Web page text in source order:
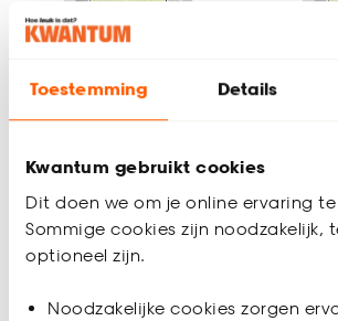
Toestemming Details
Kwantum gebruikt cookies
Dit doen we om je online ervaring
Sommige cookies zijn noodzakelijk,
optioneel zijn.
Noodzakelijke cookies zorgen
Fenstr Dubbel Plissé
Suus Zwart
Verduisterend
al vanaf
70 97 56.
Fenstr
Gwen
72.87